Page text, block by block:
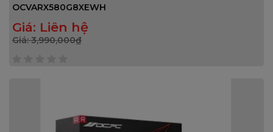
OCVARX580G8XEWH
Giá: Liên hệ
Giá:3,990,000₫